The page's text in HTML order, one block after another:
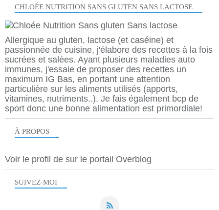
SUIVEZ-MOI
CHLOÉE NUTRITION SANS GLUTEN SANS LACTOSE
Allergique au gluten, lactose (et caséine) et
passionnée de cuisine, j'élabore des recettes à la fois
sucrées et salées. Ayant plusieurs maladies auto
immunes, j'essaie de proposer des recettes un
maximum IG Bas, en portant une attention
particulière sur les aliments utilisés (apports,
vitamines, nutriments..). Je fais également bcp de
sport donc une bonne alimentation est primordiale!
À PROPOS
Voir le profil de sur le portail Overblog